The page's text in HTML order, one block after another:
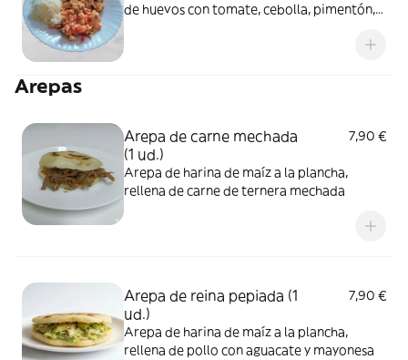
de huevos con tomate, cebolla, pimentón,
Arepas
Arepa de carne mechada
(1 ud.)
7,90 €
Arepa de harina de maíz a la plancha,
rellena de carne de ternera mechada
Arepa de reina pepiada (1
ud.)
7,90 €
Arepa de harina de maíz a la plancha,
rellena de pollo con aguacate y mayonesa